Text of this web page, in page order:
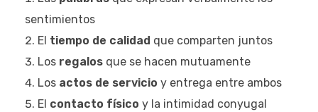
sentimientos
El tiempo de calidad que comparten juntos
Los regalos que se hacen mutuamente
Los actos de servicio y entrega entre ambos
El contacto físico y la intimidad conyugal